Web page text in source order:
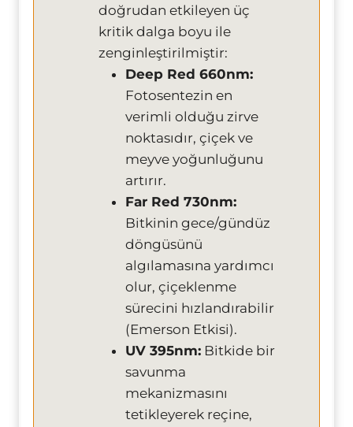
doğrudan etkileyen üç
kritik dalga boyu ile
zenginleştirilmiştir:
Deep Red 660nm:
Fotosentezin en
verimli olduğu zirve
noktasıdır, çiçek ve
meyve yoğunluğunu
artırır.
Far Red 730nm:
Bitkinin gece/gündüz
döngüsünü
algılamasına yardımcı
olur, çiçeklenme
sürecini hızlandırabilir
(Emerson Etkisi).
UV 395nm: Bitkide bir
savunma
mekanizmasını
tetikleyerek reçine,